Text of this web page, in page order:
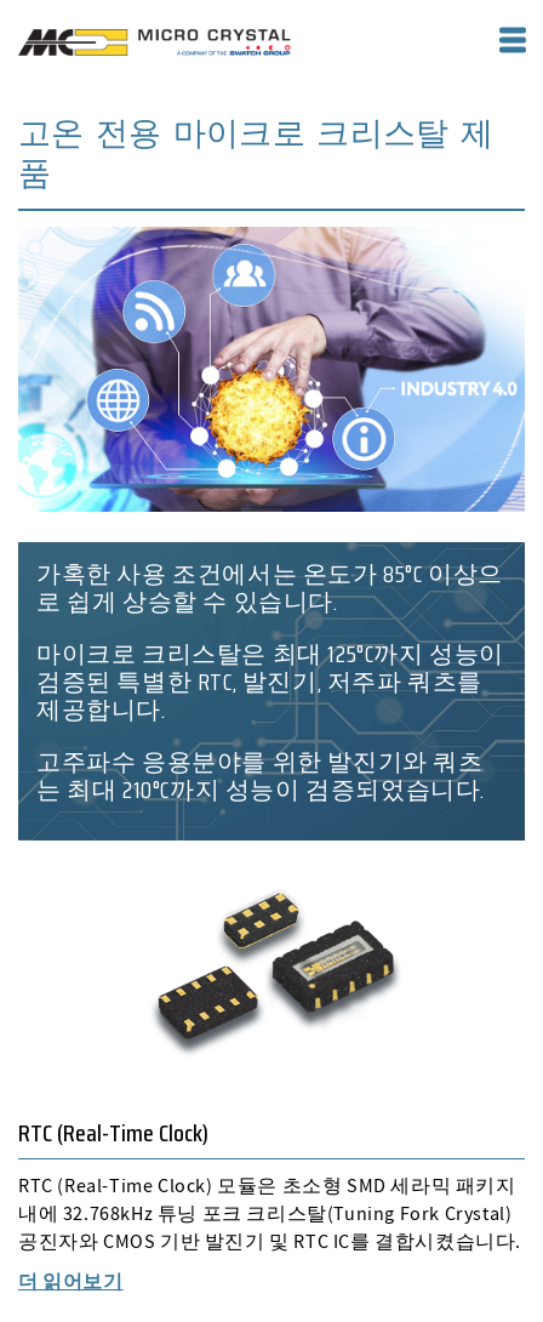
고온 전용 마이크로 크리스탈 제
품
가혹한 사용 조건에서는 온도가 85°C 이상으
로 쉽게 상승할 수 있습니다.
마이크로 크리스탈은 최대 125°C까지 성능이
검증된 특별한 RTC, 발진기, 저주파 쿼츠를
제공합니다.
고주파수 응용분야를 위한 발진기와 쿼츠
는 최대 210°C까지 성능이 검증되었습니다.
RTC (Real-Time Clock)
RTC (Real-Time Clock) 모듈은 초소형 SMD 세라믹 패키지
내에 32.768kHz 튜닝 포크 크리스탈(Tuning Fork Crystal)
공진자와 CMOS 기반 발진기 및 RTC IC를 결합시켰습니다.
더 읽어보기